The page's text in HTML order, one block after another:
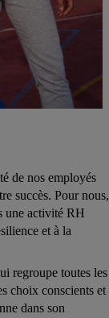
de nos employés
succès. Pour nous,
une activité RH
et à la
regroupe toutes les
choix conscients et
dans son